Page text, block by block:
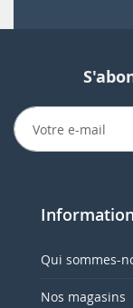
Qui sommes-
Nos magasins